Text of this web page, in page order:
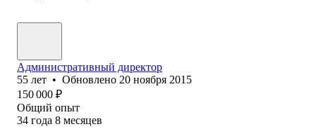
Административный директор
55 лет • Обновлено 20 ноября 2015
150 000 ₽
Общий опыт
34 года 8 месяцев